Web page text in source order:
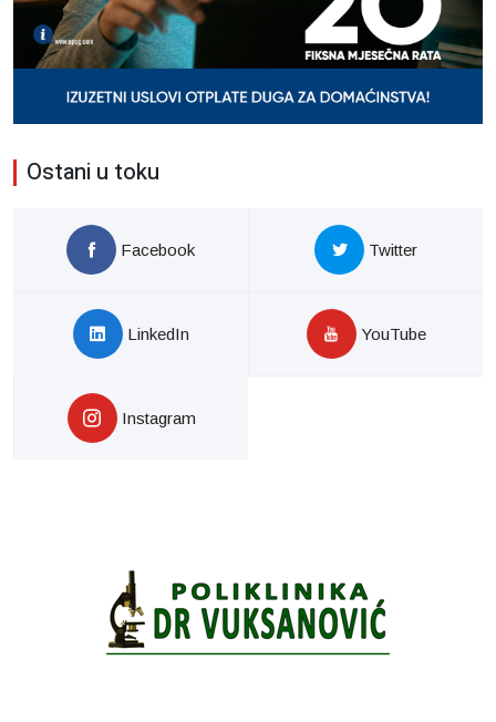
Ostani u toku
Facebook Twitter
LinkedIn YouTube
Instagram